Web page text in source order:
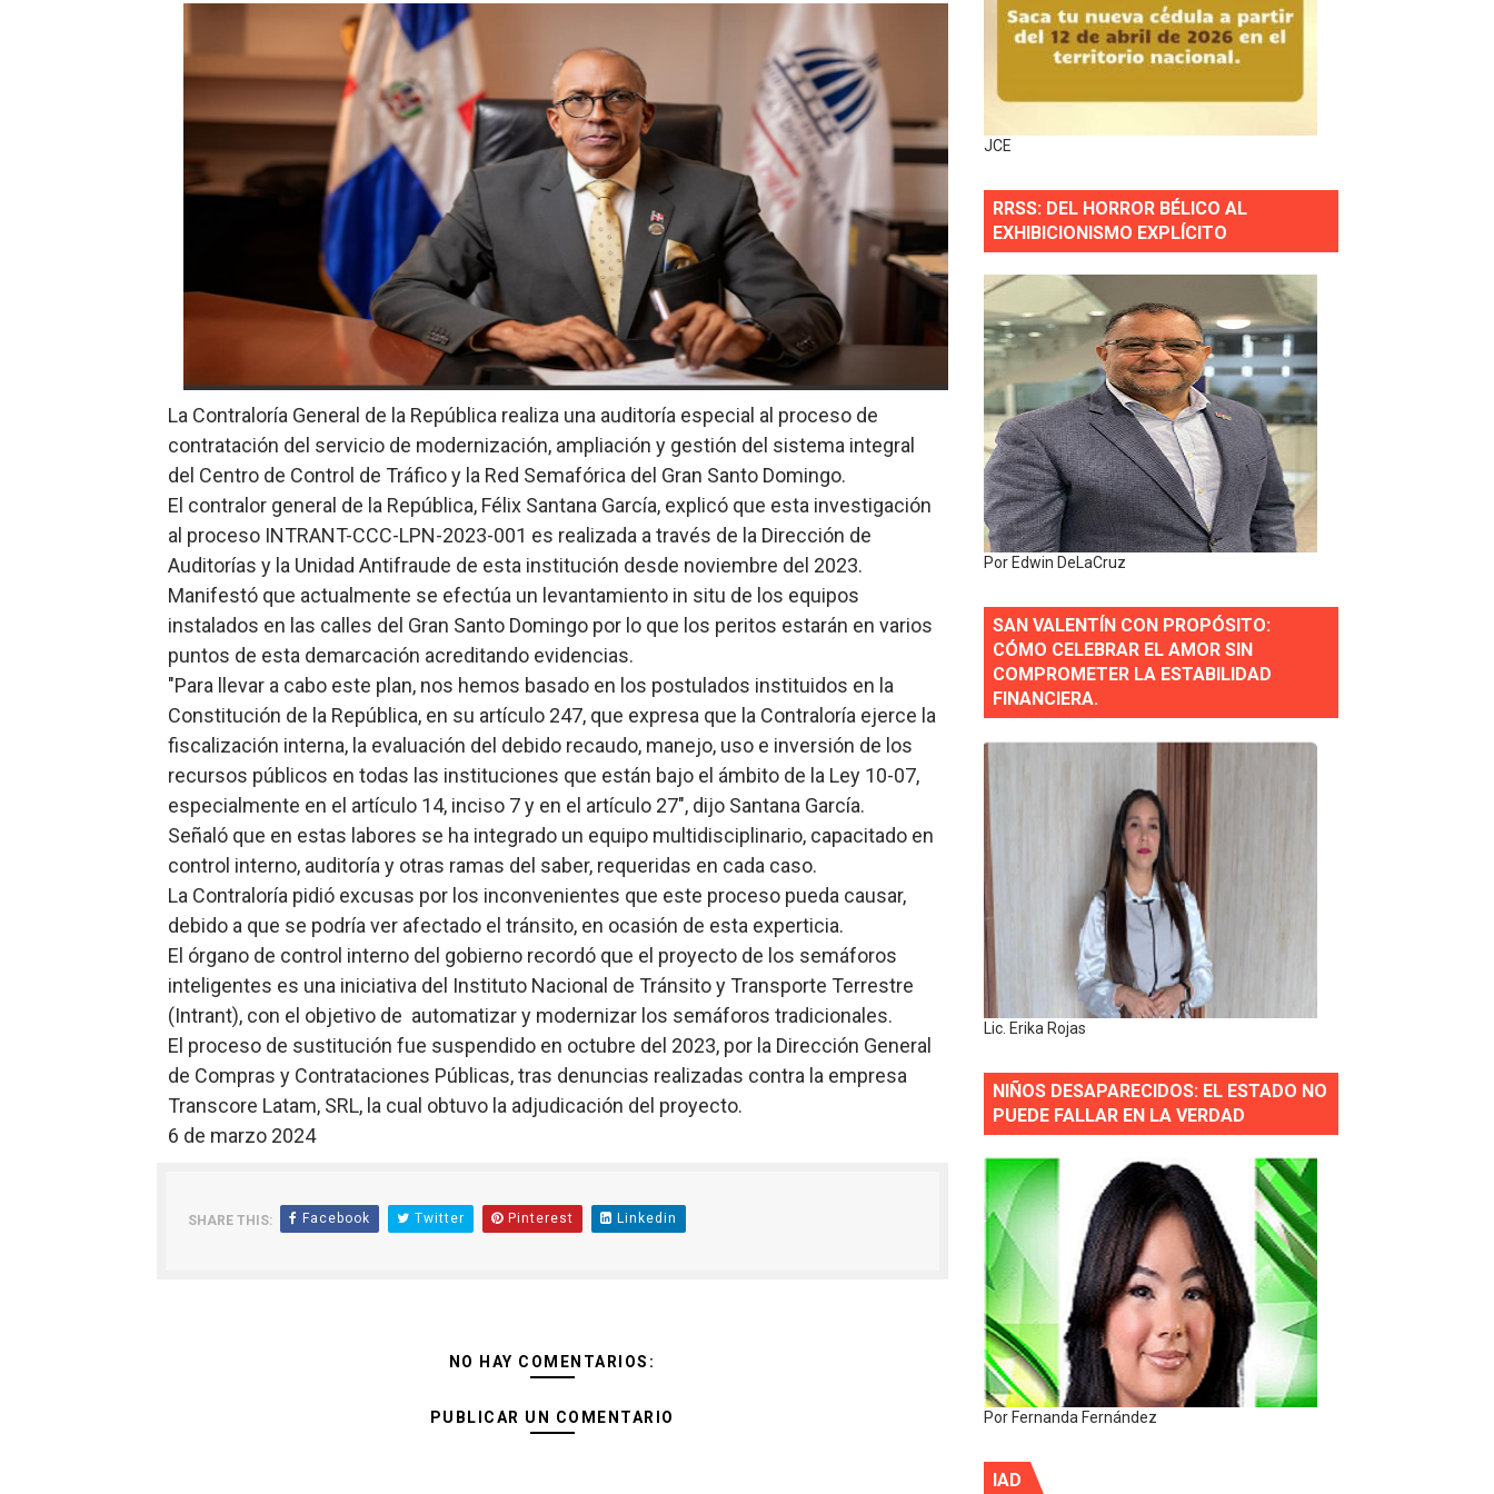
​Domingo Plácido critica la situación económica y califica de ineficiente la gestión del gobierno
Graduación XII Promoción Servicio Militar Voluntario
Fellito Suberví asegura en Carolina Mejía RD tiene la oportunidad histórica de elegir la primera mujer presidente de la República
Hipótesis policial sobre atentado a balazos en la avenida Abraham Lincoln y fallecer horas después
CESDN urge fortalecer el sistema eléctrico ante constantes apagones en Santo Domingo Norte
Cacerolazos, gomas quemadas y bombas lagrimógenas: Tensión en la Fernández Domínguez por apagones en Cayenas y Residencial Amalia
Roberto Ángel Salcedo anuncia festival cultural para la región Este
Roberto Ángel Salcedo anuncia festival cultural para la región Este
Lee Ballester a los que se forman como agentes “Todo el equipo de la DGM debe acogerse a normas éticas y ser garante de los derechos de
Operativo Interinstitucional “Compromiso Ambiental 2.0”
Trabajadores de la prensa y Obispado de la Provincia Santo Domingo Acuerdan Alianza Estratégica para Impulsar el Desarrollo de Santo
Ministerio de Cultura anuncia ganadores de Premios Anuales de Literatura 2026 y el de Historia 2025
Más de 180 dirigentes sindicales de las Américas se reúnen en República Dominicana para fortalecer el diálogo social y el trabajo decente
Restaurante Amigos es reconocido por sus cuatro décadas de excelencia en el sector gastronómico
Banco Popular escala 17 posiciones en los mil mejores bancos del mundo
La Contraloría General de la República realiza una auditoría especial al proceso de
contratación del servicio de modernización, ampliación y gestión del sistema integral
del Centro de Control de Tráfico y la Red Semafórica del Gran Santo Domingo.
El contralor general de la República, Félix Santana García, explicó que esta investigación
al proceso INTRANT-CCC-LPN-2023-001 es realizada a través de la Dirección de
Auditorías y la Unidad Antifraude de esta institución desde noviembre del 2023.
Manifestó que actualmente se efectúa un levantamiento in situ de los equipos
instalados en las calles del Gran Santo Domingo por lo que los peritos estarán en varios
puntos de esta demarcación acreditando evidencias.
"Para llevar a cabo este plan, nos hemos basado en los postulados instituidos en la
Constitución de la República, en su artículo 247, que expresa que la Contraloría ejerce la
fiscalización interna, la evaluación del debido recaudo, manejo, uso e inversión de los
recursos públicos en todas las instituciones que están bajo el ámbito de la Ley 10-07,
especialmente en el artículo 14, inciso 7 y en el artículo 27", dijo Santana García.
Señaló que en estas labores se ha integrado un equipo multidisciplinario, capacitado en
control interno, auditoría y otras ramas del saber, requeridas en cada caso.
La Contraloría pidió excusas por los inconvenientes que este proceso pueda causar,
debido a que se podría ver afectado el tránsito, en ocasión de esta experticia.
El órgano de control interno del gobierno recordó que el proyecto de los semáforos
inteligentes es una iniciativa del Instituto Nacional de Tránsito y Transporte Terrestre
(Intrant), con el objetivo de automatizar y modernizar los semáforos tradicionales.
El proceso de sustitución fue suspendido en octubre del 2023, por la Dirección General
de Compras y Contrataciones Públicas, tras denuncias realizadas contra la empresa
Transcore Latam, SRL, la cual obtuvo la adjudicación del proyecto.
6 de marzo 2024
SHARE THIS: Facebook Twitter Pinterest Linkedin
NO HAY COMENTARIOS:
PUBLICAR UN COMENTARIO
JCE
RRSS: DEL HORROR BÉLICO AL
EXHIBICIONISMO EXPLÍCITO
Por Edwin DeLaCruz
SAN VALENTÍN CON PROPÓSITO:
CÓMO CELEBRAR EL AMOR SIN
COMPROMETER LA ESTABILIDAD
FINANCIERA.
Lic. Erika Rojas
NIÑOS DESAPARECIDOS: EL ESTADO NO
PUEDE FALLAR EN LA VERDAD
Por Fernanda Fernández
IAD